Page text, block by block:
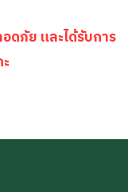
ดภัย และได้รับการ